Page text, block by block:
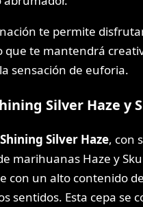
te permite
que te mantendrá
sensación de euforia.
Silver Haze y
Silver Haze, con
marihuanas Haze y
con un alto contenido
sentidos. Esta cepa se